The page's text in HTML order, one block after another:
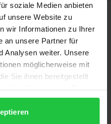
soziale Medien anbieten
unsere Website zu
wir Informationen zu Ihrer
an unsere Partner für
Analysen weiter. Unsere
möglicherweise mit
Sie ihnen bereitgestellt
durch sog.
bietet seit einigen
Engagement von